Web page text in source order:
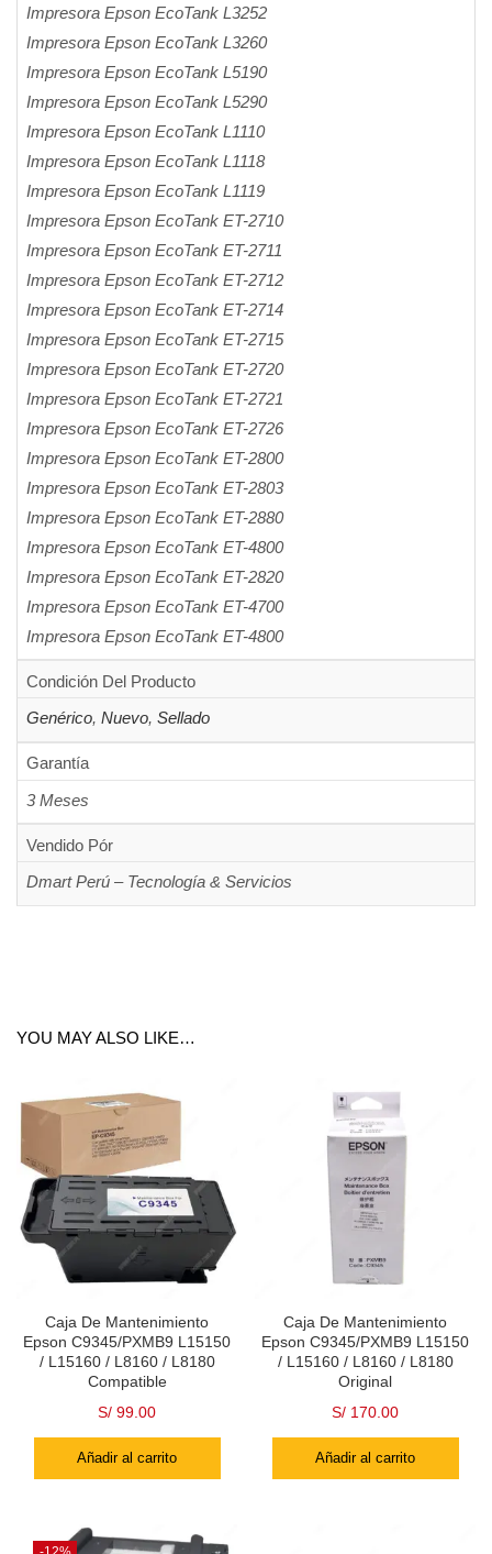
Impresora Epson EcoTank L3252
Impresora Epson EcoTank L3260
Impresora Epson EcoTank L5190
Impresora Epson EcoTank L5290
Impresora Epson EcoTank L1110
Impresora Epson EcoTank L1118
Impresora Epson EcoTank L1119
Impresora Epson EcoTank ET-2710
Impresora Epson EcoTank ET-2711
Impresora Epson EcoTank ET-2712
Impresora Epson EcoTank ET-2714
Impresora Epson EcoTank ET-2715
Impresora Epson EcoTank ET-2720
Impresora Epson EcoTank ET-2721
Impresora Epson EcoTank ET-2726
Impresora Epson EcoTank ET-2800
Impresora Epson EcoTank ET-2803
Impresora Epson EcoTank ET-2880
Impresora Epson EcoTank ET-4800
Impresora Epson EcoTank ET-2820
Impresora Epson EcoTank ET-4700
Impresora Epson EcoTank ET-4800
Condición Del Producto
Genérico, Nuevo, Sellado
Garantía
3 Meses
Vendido Pór
Dmart Perú – Tecnología & Servicios
YOU MAY ALSO LIKE…
Caja De Mantenimiento
Epson C9345/PXMB9 L15150
/ L15160 / L8160 / L8180
Compatible
S/ 99.00
Añadir al carrito
Caja De Mantenimiento
Epson C9345/PXMB9 L15150
/ L15160 / L8160 / L8180
Original
S/ 170.00
Añadir al carrito